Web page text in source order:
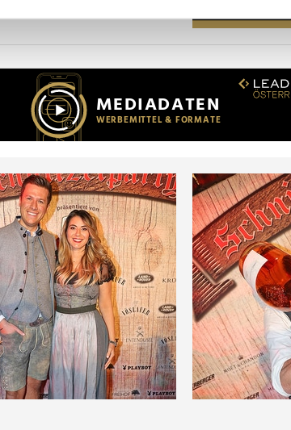
Inhalte und Anzeigen zu personalisieren,
für soziale Medien, Werbung und Analysen
Daten zusammen, die Sie ihnen bereitgestellt